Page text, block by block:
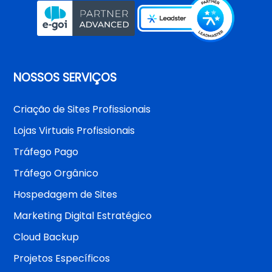
NOSSOS SERVIÇOS
Criação de Sites Profissionais
Lojas Virtuais Profissionais
Tráfego Pago
Tráfego Orgânico
Hospedagem de Sites
Marketing Digital Estratégico
Cloud Backup
Projetos Específicos